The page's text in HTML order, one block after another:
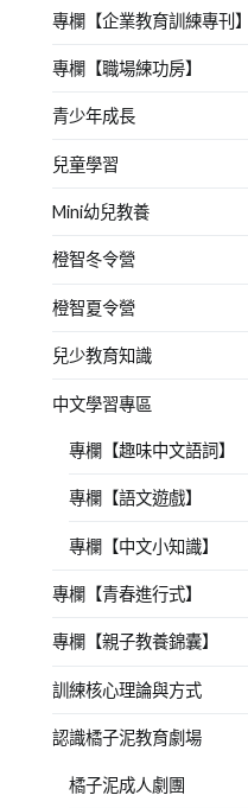
專欄【企業教育訓練專刊】
專欄【職場練功房】
青少年成長
兒童學習
Mini幼兒教養
橙智冬令營
橙智夏令營
兒少教育知識
中文學習專區
專欄【趣味中文語詞】
專欄【語文遊戲】
專欄【中文小知識】
專欄【青春進行式】
專欄【親子教養錦囊】
訓練核心理論與方式
認識橘子泥教育劇場
橘子泥成人劇團